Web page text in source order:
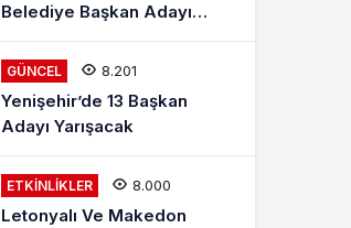
Belediye Başkan Adayı
Mehmet Kaya Röportajı
GÜNCEL 8.201
Yenişehir’de 13 Başkan
Adayı Yarışacak
ETKINLIKLER 8.000
Letonyalı Ve Makedon